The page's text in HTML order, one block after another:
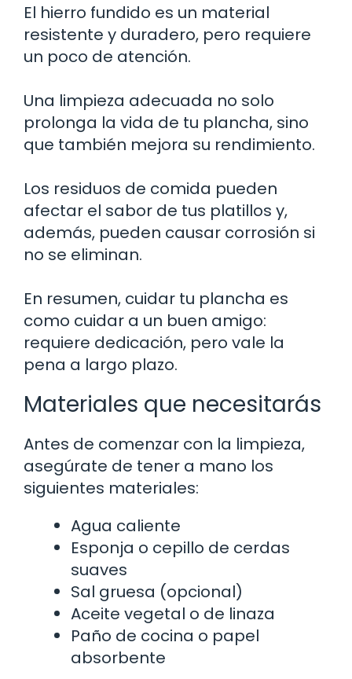
El hierro fundido es un material
resistente y duradero, pero requiere
un poco de atención.
Una limpieza adecuada no solo
prolonga la vida de tu plancha, sino
que también mejora su rendimiento.
Los residuos de comida pueden
afectar el sabor de tus platillos y,
además, pueden causar corrosión si
no se eliminan.
En resumen, cuidar tu plancha es
como cuidar a un buen amigo:
requiere dedicación, pero vale la
pena a largo plazo.
Materiales que necesitarás
Antes de comenzar con la limpieza,
asegúrate de tener a mano los
siguientes materiales:
Agua caliente
Esponja o cepillo de cerdas
suaves
Sal gruesa (opcional)
Aceite vegetal o de linaza
Paño de cocina o papel
absorbente